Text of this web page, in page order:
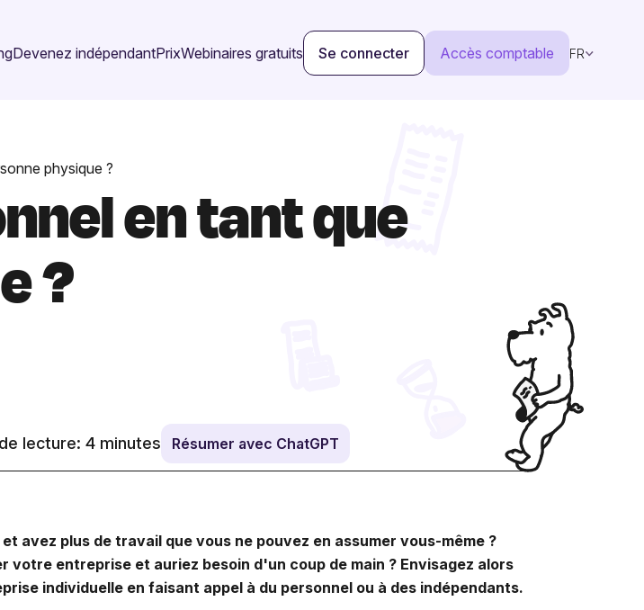
Devenez indépendantPrixWebinaires gratuits Se connecter Accès comptable FR
physique ?
en tant que
?
lecture: 4 minutes Résumer avec ChatGPT
avez plus de travail que vous ne pouvez en assumer vous-même ?
votre entreprise et auriez besoin d'un coup de main ? Envisagez alors
individuelle en faisant appel à du personnel ou à des indépendants.